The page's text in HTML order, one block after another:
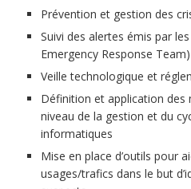
Prévention et gestion des
Suivi des alertes émis par
Emergency Response Team)
Veille technologique et
Définition et application des
niveau de la gestion et du
informatiques
Mise en place d’outils pour
usages/trafics dans le but